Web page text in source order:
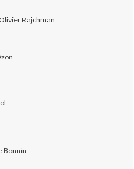
Olivier Rajchman
Bonnin